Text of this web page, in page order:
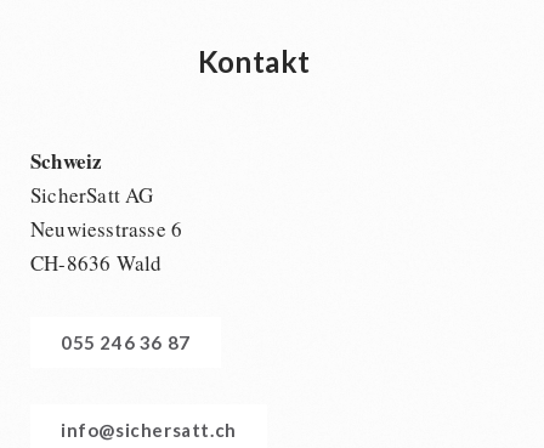
Kontakt
Schweiz
SicherSatt AG
Neuwiesstrasse 6
CH-8636 Wald
055 246 36 87
info@sichersatt.ch